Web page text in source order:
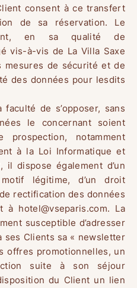
consent à ce transfert
de sa réservation. Le
en sa qualité de
vis-à-vis de La Villa Saxe
mesures de sécurité et de
des données pour lesdits
de s’opposer, sans
le concernant soient
notamment
à la Loi Informatique et
dispose également d’un
légitime, d’un droit
rectification des données
hotel@vseparis.com. La
susceptible d’adresser
ses Clients sa « newsletter
offres promotionnelles, un
suite à son séjour
du Client un lien